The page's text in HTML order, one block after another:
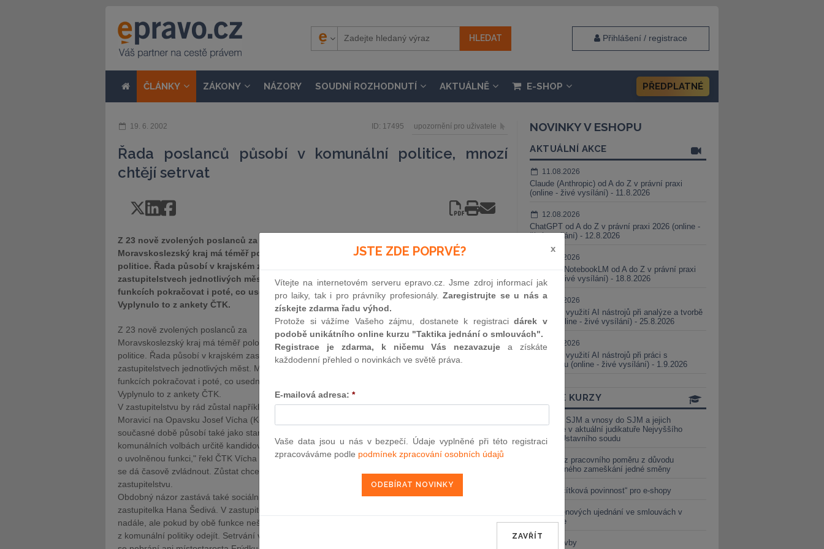
Přihlášení / registrace
ČLÁNKY ZÁKONY NÁZORY SOUDNÍ ROZHODNUTÍ AKTUÁLNĚ E-SHOP PŘEDPLATNÉ
19. 6. 2002 ID: 17495 upozornění pro uživatele
Řada poslanců působí v komunální politice, mnozí
chtějí setrvat
Z 23 nově zvolených poslanců za
Moravskoslezský kraj má téměř polovina závazky v komunální
politice. Řada působí v krajském zastupitelstvu či zasedá v
zastupitelstvech jednotlivých měst. Mnozí chtějí ve svých
funkcích pokračovat i poté, co usednou do poslaneckých lavic.
Vyplynulo to z ankety ČTK.
Z 23 nově zvolených poslanců za
Moravskoslezský kraj má téměř polovina závazky v komunální
politice. Řada působí v krajském zastupitelstvu či zasedá v
zastupitelstvech jednotlivých měst. Mnozí chtějí ve svých
funkcích pokračovat i poté, co usednou do poslaneckých lavic.
Vyplynulo to z ankety ČTK.
V zastupitelstvu by rád zůstal například starosta Hradce nad
Moravicí na Opavsku Josef Vícha (Koalice), který v obci v
současné době působí také jako starosta. "V nadcházejících
komunálních volbách určitě kandidovat budu. Nebudu se ale ucházet
o uvolněnou funkci," řekl ČTK Vícha s tím, že práce zastupitele
se dá časově zvládnout. Zůstat chce také v krajském
zastupitelstvu.
Obdobný názor zastává také sociální demokratka a krajská
zastupitelka Hana Šedivá. V zastupitelstvu by chtěla působit i
nadále, ale pokud by obě funkce nešly časově sloučit, je ochotna
z komunální politiky odejít. Setrvání v krajském zastupitelstvu
NOVINKY V ESHOPU
AKTUÁLNÍ AKCE
11.08.2026
Claude (Anthropic) od A do Z v právní praxi
(online - živé vysílání) - 11.8.2026
12.08.2026
ChatGPT od A do Z v právní praxi 2026 (online -
živé vysílání) - 12.8.2026
18.08.2026
Gemini a NotebookLM od A do Z v právní praxi
(online - živé vysílání) - 18.8.2026
25.08.2026
Praktické využití AI nástrojů při analýze a tvorbě
smluv (online - živé vysílání) - 25.8.2026
01.09.2026
Praktické využití AI nástrojů při práci s
judikaturou (online - živé vysílání) - 1.9.2026
ONLINE KURZY
Vnosy ze SJM a vnosy do SJM a jejich
valorizace v aktuální judikatuře Nejvyššího
soudu a Ústavního soudu
Výpověď z pracovního poměru z důvodu
neomluveného zameškání jedné směny
Nová „tlačítková povinnost“ pro e-shopy
Změna cenových ujednání ve smlouvách v
energetice
Černé stavby
JSTE ZDE POPRVÉ? x
Vítejte na internetovém serveru epravo.cz. Jsme zdroj informací jak
pro laiky, tak i pro právníky profesionály.Zaregistrujte se u nás a
získejte zdarma řadu výhod.
Protože si vážíme Vašeho zájmu, dostanete k registracidárek v
podobě unikátního online kurzu "Taktika jednání o smlouvách".
Registrace je zdarma, k ničemu Vás nezavazuje a získáte
každodenní přehled o novinkách ve světě práva.
E-mailová adresa: *
Vaše data jsou u nás v bezpečí. Údaje vyplněné při této registraci
zpracováváme podle podmínek zpracování osobních údajů
ZAVŘÍT